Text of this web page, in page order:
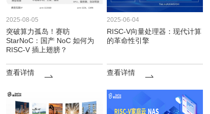
2025-08-05
突破算力孤岛！赛昉
StarNoC：国产 NoC 如何为
RISC-V 插上翅膀？
查看详情
2025-06-04
RISC-V向量处理器：现代计算
的革命性引擎
查看详情